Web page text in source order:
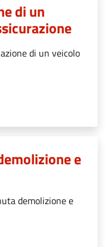
di un
di un veicolo
e
demolizione e